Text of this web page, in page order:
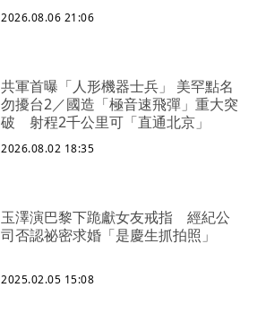
2026.08.06 21:06
共軍首曝「人形機器士兵」 美罕點名
勿擾台2／國造「極音速飛彈」重大突
破 射程2千公里可「直通北京」
2026.08.02 18:35
玉澤演巴黎下跪獻女友戒指 經紀公
司否認祕密求婚「是慶生抓拍照」
2025.02.05 15:08